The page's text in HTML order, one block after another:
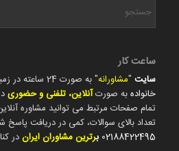
ساعت کار
سایت"مشاورانه" به صورت 24 ساعته در زمینه های
خانوادهبه صورتآنلاین، تلفنی و حضوری
تمام صفحات مرتبط می توانید مشاوره
تعداد بالای سوالات، کمی در دریافت پاسخ
02188422495 برترین مشاوران ایراندر